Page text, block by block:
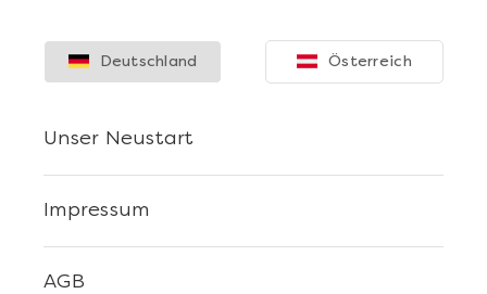
AGB
Impressum
Unser Neustart
Deutschland Österreich